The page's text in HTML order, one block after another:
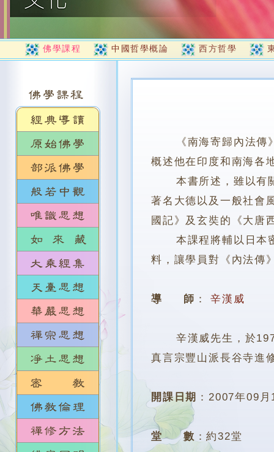
佛學課程 中國哲學概論 西方哲學
《南海寄歸內法
概述他在印度和南海各
本書所述，雖以有關
著名大德以及一般社會
國記》及玄奘的《大唐
本課程將輔以日本密
料，讓學員對《內法傳
導 師 ： 辛漢威
辛漢威先生，於1973
真言宗豐山派長谷寺進
開課日期 ：2007年09月
堂 數 ：約32堂